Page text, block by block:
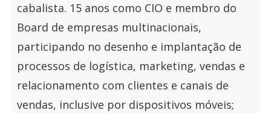
cabalista. 15 anos como CIO e membro do
Board de empresas multinacionais,
participando no desenho e implantação de
processos de logística, marketing, vendas e
relacionamento com clientes e canais de
vendas, inclusive por dispositivos móveis;